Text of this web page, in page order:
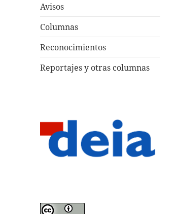
Avisos
Columnas
Reconocimientos
Reportajes y otras columnas